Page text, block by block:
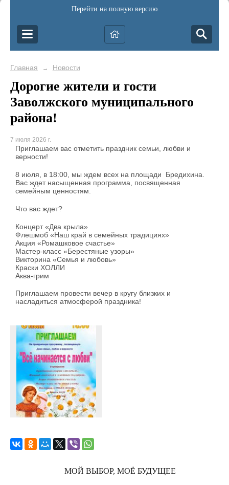
Перейти на полную версию
Главная → Новости
Дорогие жители и гости
Заволжского муниципального
района!
7 июля 2026 г.
Приглашаем вас отметить праздник семьи, любви и
верности!
8 июля, в 18:00, мы ждем всех на площади Бредихина.
Вас ждет насыщенная программа, посвященная
семейным ценностям.
Что вас ждет?
Концерт «Два крыла»
Флешмоб «Наш край в семейных традициях»
Акция «Ромашковое счастье»
Мастер-класс «Берестяные узоры»
Викторина «Семья и любовь»
Краски ХОЛЛИ
Аква-грим
Приглашаем провести вечер в кругу близких и
насладиться атмосферой праздника!
МОЙ ВЫБОР, МОЁ БУДУЩЕЕ